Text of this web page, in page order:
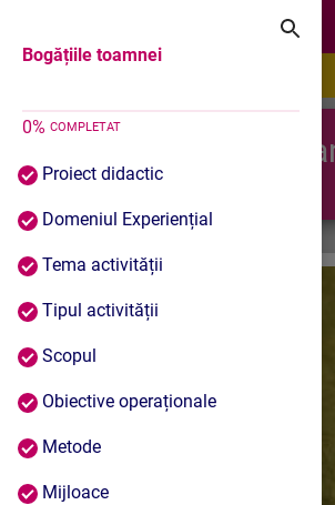
Bogățiile toamnei
0% COMPLETAT
Proiect didactic
Domeniul Experiențial
Tema activității
Tipul activității
Scopul
Obiective operaționale
Metode
Mijloace
Bogățiile